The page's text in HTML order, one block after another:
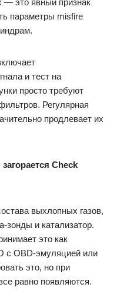
— это явный признак
параметры misfire
и тест на
просто требуют
Регулярная
продлевает их
Check
выхлопных газов,
зонды и катализатор.
это как
с OBD-эмуляцией или
это, но при
равно появляются.